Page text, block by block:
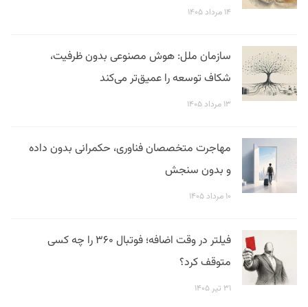
۱۴ مرداد ۱۴۰۵
سازمان ملل: هوش مصنوعی بدون ظرفیت،
شکاف توسعه را عمیق‌تر می‌کند
۱۳ مرداد ۱۴۰۵
مهاجرت متخصصان فناوری، حکمرانی بدون داده
و بدون سنجش
۱۰ مرداد ۱۴۰۵
فیلتر در وقت اضافه؛ فوتبال ۳۶۰ را چه کسی
متوقف کرد؟
۳۱ تیر ۱۴۰۵